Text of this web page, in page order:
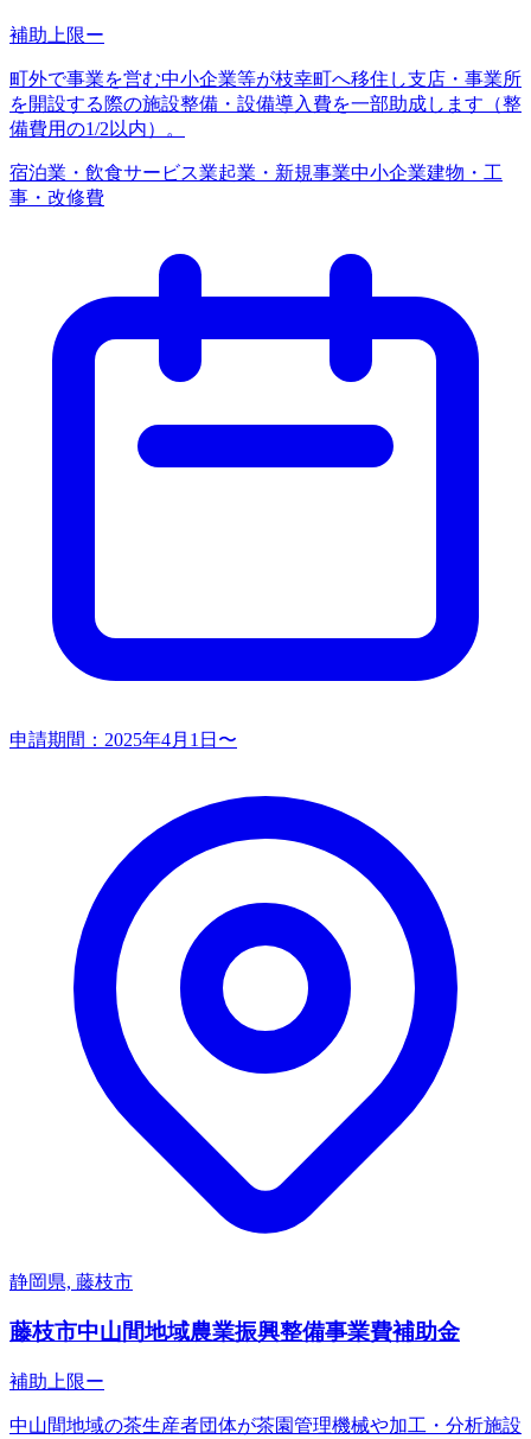
補助上限ー
町外で事業を営む中小企業等が枝幸町へ移住し支店・事業所
を開設する際の施設整備・設備導入費を一部助成します（整
備費用の1/2以内）。
宿泊業・飲食サービス業起業・新規事業中小企業建物・工
事・改修費
申請期間： 2025年4月1日〜
静岡県, 藤枝市
藤枝市中山間地域農業振興整備事業費補助金
補助上限ー
中山間地域の茶生産者団体が茶園管理機械や加工・分析施設